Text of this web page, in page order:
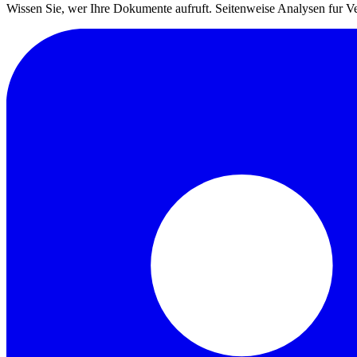
Wissen Sie, wer Ihre Dokumente aufruft. Seitenweise Analysen fur